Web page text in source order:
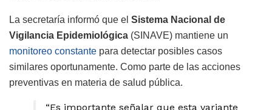
La secretaría informó que el Sistema Nacional de
Vigilancia Epidemiológica (SINAVE) mantiene un
monitoreo constante para detectar posibles casos
similares oportunamente. Como parte de las acciones
preventivas en materia de salud pública.
“Es importante señalar que esta variante